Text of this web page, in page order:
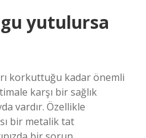
yutulursa
korkuttuğu kadar önemli
karşı bir sağlık
vardır. Özellikle
bir metalik tat